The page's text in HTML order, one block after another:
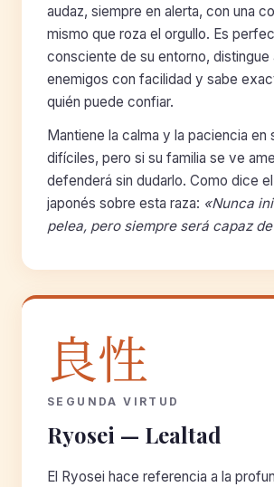
audaz, siempre en alerta, con una
mismo que roza el orgullo. Es
consciente de su entorno, distingue
enemigos con facilidad y sabe
quién puede confiar.
Mantiene la calma y la paciencia en
difíciles, pero si su familia se ve
defenderá sin dudarlo. Como dice
japonés sobre esta raza: «Nunca
pelea, pero siempre será capaz
良性
SEGUNDA VIRTUD
Ryosei — Lealtad
El Ryosei hace referencia a la